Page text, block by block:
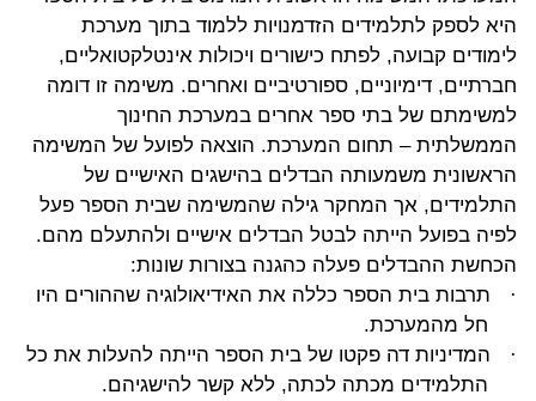
היא לספק לתלמידים הזדמנויות ללמוד בתוך מערכת
לימודים קבועה, לפתח כישורים ויכולות אינטלקטואליים,
חברתיים, דימיוניים, ספורטיביים ואחרים. משימה זו דומה
למשימתם של בתי ספר אחרים במערכת החינוך
הממשלתית – תחום המערכת. הוצאה לפועל של המשימה
הראשונית משמעותה הבדלים בהישגים האישיים של
התלמידים, אך המחקר גילה שהמשימה שבית הספר פעל
לפיה בפועל הייתה לבטל הבדלים אישיים ולהתעלם מהם.
הכחשת ההבדלים פעלה כהגנה בצורות שונות:
·
תרבות בית הספר כללה את האידיאולוגיה שההורים היו
חל מהמערכת.
·
המדיניות דה פקטו של בית הספר הייתה להעלות את כל
התלמידים מכתה לכתה, ללא קשר להישגיהם.